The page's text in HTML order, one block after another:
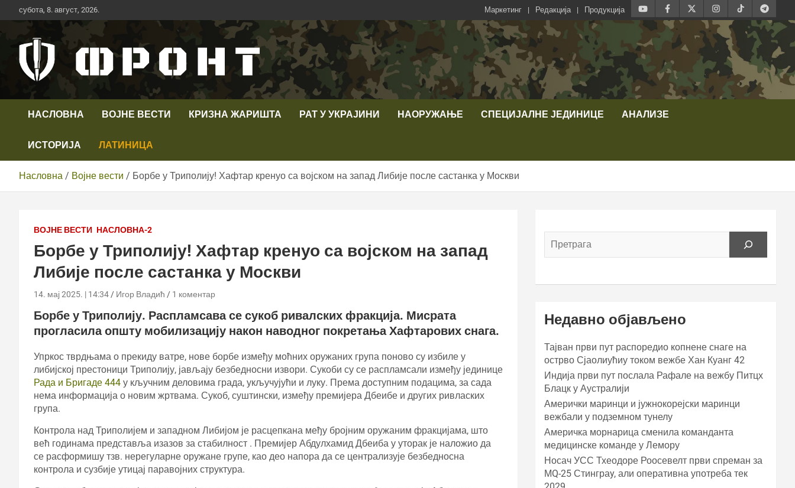
Скип
то
субота, 8. август, 2026. Маркетинг Редакција Продукција
Телевизија ФРОНТ
НАСЛОВНА ВОЈНЕ ВЕСТИ КРИЗНА ЖАРИШТА РАТ У УКРАЈИНИ НАОРУЖАЊЕ СПЕЦИЈАЛНЕ ЈЕДИНИЦЕ АНАЛИЗЕ
ИСТОРИЈА ЛАТИНИЦА
Насловна Војне вести Борбе у Триполију! Хафтар кренуо са војском на запад Либије после састанка у Москви
ВОЈНЕ ВЕСТИ НАСЛОВНА-2
Борбе у Триполију! Хафтар кренуо са војском на запад
Либије после састанка у Москви
14. мај 2025. | 14:34 Игор Владић 1 коментар
Борбе у Триполију. Распламсава се сукоб ривалских фракција. Мисрата
прогласила општу мобилизацију након наводног покретања Хафтарових снага.
Упркос тврдњама о прекиду ватре, нове борбе између моћних оружаних група поново су избиле у
либијској престоници Триполију, јављају безбедносни извори. Сукоби су се распламсали између јединице
Рада и Бригаде 444 у кључним деловима града, укључујући и луку. Према доступним подацима, за сада
нема информација о новим жртвама. Сукоб, суштински, између премијера Дбеибе и других ривласких
група.
Контрола над Триполијем и западном Либијом је расцепкана међу бројним оружаним фракцијама, што
већ годинама представља изазов за стабилност . Премијер Абдулхамид Дбеиба у уторак је наложио да
се расформишу тзв. нерегуларне оружане групе, као део напора да се централизује безбедносна
контрола и сузбије утицај паравојних структура.
Недавно објављено
Тајван први пут распоредио копнене снаге на
острво Сјаолиућиу током вежбе Хан Куанг 42
Индија први пут послала Рафале на вежбу Питцх
Блацк у Аустралији
Амерички маринци и јужнокорејски маринци
вежбали у подземном тунелу
Америчка морнарица сменила команданта
медицинске команде у Лемору
Носач УСС Тхеодоре Роосевелт први спреман за
МQ-25 Стинграy, али оперативна употреба тек